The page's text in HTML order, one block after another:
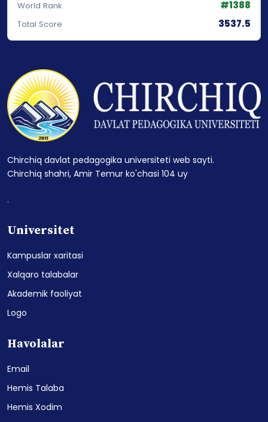
World Rank #1388
Total Score 3537.5
Chirchiq davlat pedagogika universiteti web sayti.
Chirchiq shahri, Amir Temur ko'chasi 104 uy
.
Universitet
Kampuslar xaritasi
Xalqaro talabalar
Akademik faoliyat
Logo
Havolalar
Email
Hemis Talaba
Hemis Xodim